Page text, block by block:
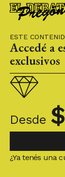
ESTE
Accedé a
exclusivos
Desde $
¿Ya tenés una